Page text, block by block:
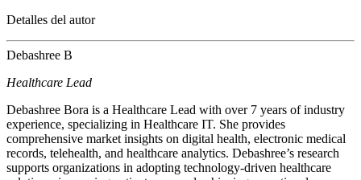
Detalles del autor
Debashree B
Healthcare Lead
Debashree Bora is a Healthcare Lead with over 7 years of industry
experience, specializing in Healthcare IT. She provides
comprehensive market insights on digital health, electronic medical
records, telehealth, and healthcare analytics. Debashree’s research
supports organizations in adopting technology-driven healthcare